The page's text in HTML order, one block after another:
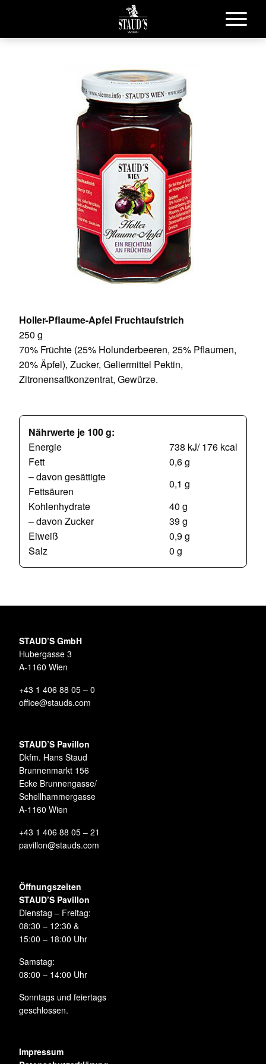
Holler-Pflaume-Apfel Fruchtaufstrich
250 g
70% Früchte (25% Holunderbeeren, 25% Pflaumen,
20% Äpfel), Zucker, Geliermittel Pektin,
Zitronensaftkonzentrat, Gewürze.
Nährwerte je 100 g:
Energie
738 kJ/ 176 kcal
Fett
0,6 g
– davon gesättigte
Fettsäuren
0,1 g
Kohlenhydrate
40 g
– davon Zucker
39 g
Eiweiß
0,9 g
Salz
0 g
STAUD’S GmbH
Hubergasse 3
A-1160 Wien
+43 1 406 88 05 – 0
office@stauds.com
STAUD’S Pavillon
Dkfm. Hans Staud
Brunnenmarkt 156
Ecke Brunnengasse/
Schellhammergasse
A-1160 Wien
+43 1 406 88 05 – 21
pavillon@stauds.com
Öffnungszeiten
STAUD’S Pavillon
Dienstag – Freitag:
08:30 – 12:30 &
15:00 – 18:00 Uhr
Samstag:
08:00 – 14:00 Uhr
Sonntags und feiertags
geschlossen.
Impressum